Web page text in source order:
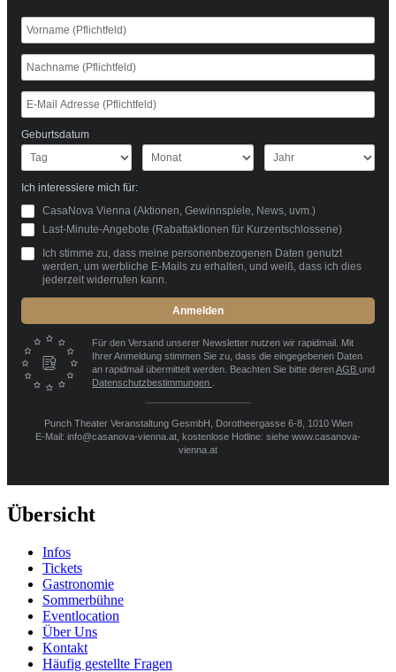
Geburtsdatum
Ich interessiere mich für:
CasaNova Vienna (Aktionen, Gewinnspiele, News, uvm.)
Last-Minute-Angebote (Rabattaktionen für Kurzentschlossene)
Ich stimme zu, dass meine personenbezogenen Daten genutzt
werden, um werbliche E-Mails zu erhalten, und weiß, dass ich dies
jederzeit widerrufen kann.
Anmelden
Für den Versand unserer Newsletter nutzen wir rapidmail. Mit
Ihrer Anmeldung stimmen Sie zu, dass die eingegebenen Daten
an rapidmail übermittelt werden. Beachten Sie bitte derenAGB und
Datenschutzbestimmungen
Punch Theater Veranstaltung GesmbH, Dorotheergasse 6-8, 1010 Wien
E-Mail: info@casanova-vienna.at, kostenlose Hotline: siehe www.casanova-
vienna.at
Übersicht
Infos
Tickets
Gastronomie
Sommerbühne
Eventlocation
Über Uns
Kontakt
Häufig gestellte Fragen